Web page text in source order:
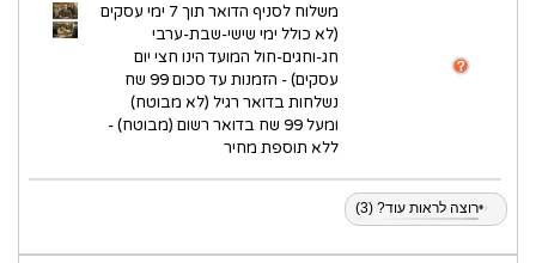
משלוח לסניף הדואר תוך 7 ימי עסקים
(לא כולל ימי שישי-שבת-ערבי
חג-וחגים-חול המועד הינו חצי יום
עסקים) - הזמנות עד סכום 99 שח
נשלחות בדואר רגיל (לא מבוטח)
ומעל 99 שח בדואר רשום (מבוטח) -
ללא תוספת מחיר
•• רוצה לראות עוד? (3)